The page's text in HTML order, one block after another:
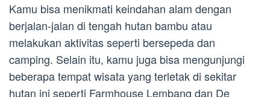
Kamu bisa menikmati keindahan alam dengan
berjalan-jalan di tengah hutan bambu atau
melakukan aktivitas seperti bersepeda dan
camping. Selain itu, kamu juga bisa mengunjungi
beberapa tempat wisata yang terletak di sekitar
hutan ini seperti Farmhouse Lembang dan De